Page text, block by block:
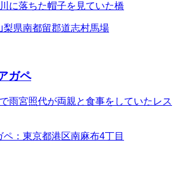
に落ちた帽子を見ていた橋
梨県南都留郡道志村馬場
ガペ
雨宮照代が両親と食事をしていたレス
ペ：東京都港区南麻布4丁目